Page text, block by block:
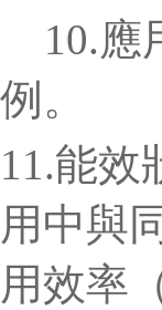
10.應
例。
11.能效
用中與
用效率